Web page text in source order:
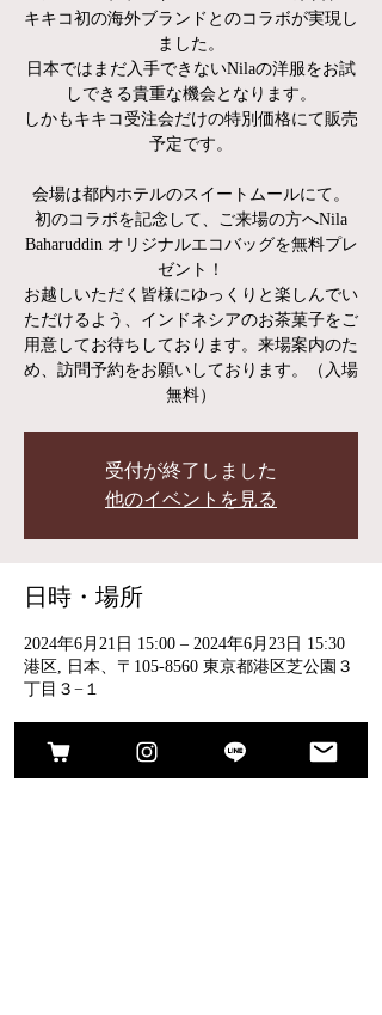
キキコ初の海外ブランドとのコラボが実現し
ました。
日本ではまだ入手できないNilaの洋服をお試
しできる貴重な機会となります。
しかもキキコ受注会だけの特別価格にて販売
予定です。
会場は都内ホテルのスイートムールにて。
初のコラボを記念して、ご来場の方へNila
Baharuddin オリジナルエコバッグを無料プレ
ゼント！
お越しいただく皆様にゆっくりと楽しんでい
ただけるよう、インドネシアのお茶菓子をご
用意してお待ちしております。来場案内のた
め、訪問予約をお願いしております。（入場
無料）
受付が終了しました
他のイベントを見る
日時・場所
2024年6月21日 15:00 – 2024年6月23日 15:30
港区, 日本、〒105-8560 東京都港区芝公園３
丁目３−１
イベントについて